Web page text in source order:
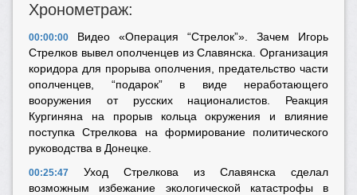
Хронометраж:
00:00:00 Видео «Операция “Стрелок”». Зачем Игорь
Стрелков вывел ополченцев из Славянска. Организация
коридора для прорыва ополчения, предательство части
ополченцев, “подарок” в виде неработающего
вооружения от русских националистов. Реакция
Кургиняна на прорыв кольца окружения и влияние
поступка Стрелкова на формирование политического
руководства в Донецке.
00:25:47
Уход Стрелкова из Славянска сделал
возможным избежание экологической катастрофы в